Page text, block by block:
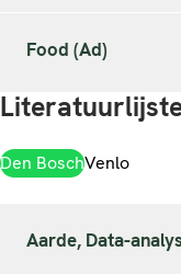
Food (Ad)
Den BoschVenlo
Aarde, Data-